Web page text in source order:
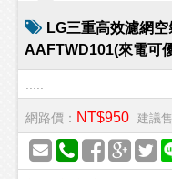
LG三重高效濾網
AAFTWD101(來電可
網路價： NT$950 建議